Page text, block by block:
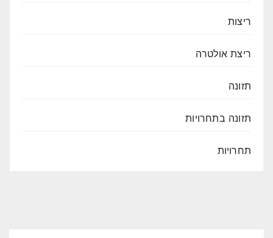
ריצות
ריצת אולטרה
תזונה
תזונה בתחרויות
תחרויות